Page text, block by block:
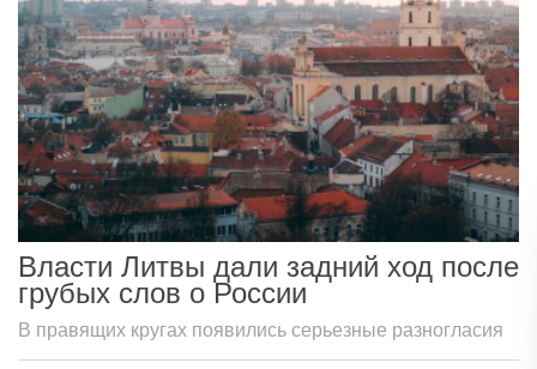
Власти Литвы дали задний ход после
грубых слов о России
В правящих кругах появились серьезные разногласия